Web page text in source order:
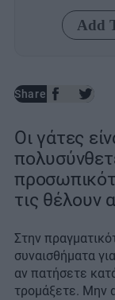
Add
Share
Οι γάτες
τις θέλουν
Στην
συναισθήματα
αν πατήσετε
τρομάξετε. Μην